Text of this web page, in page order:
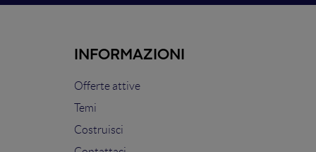
INFORMAZIONI
Offerte attive
Temi
Costruisci